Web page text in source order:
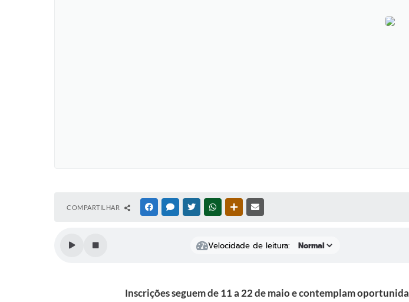
COMPARTILHAR FACEBOOKMESSENGER
TWITTERWHATSAPPOUTRAS MÍDIAS
Velocidade de leitura:
Inscrições seguem de 11 a 22 de maio e contemplam